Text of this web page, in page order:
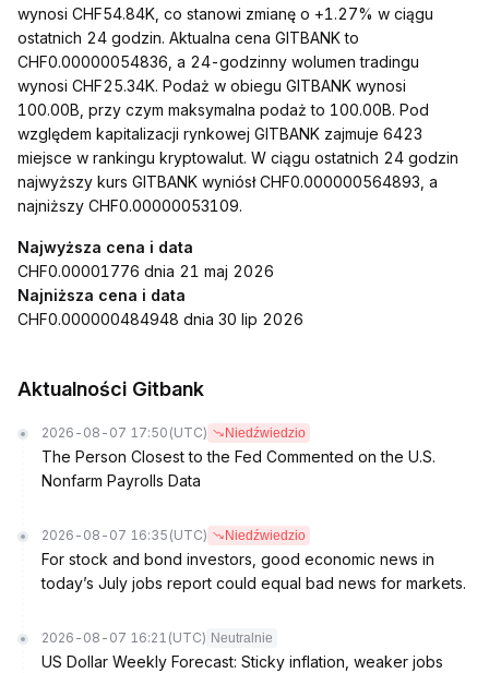
wynosi CHF54.84K, co stanowi zmianę o +1.27% w ciągu
ostatnich 24 godzin. Aktualna cena GITBANK to
CHF0.00000054836, a 24-godzinny wolumen tradingu
wynosi CHF25.34K. Podaż w obiegu GITBANK wynosi
100.00B, przy czym maksymalna podaż to 100.00B. Pod
względem kapitalizacji rynkowej GITBANK zajmuje 6423
miejsce w rankingu kryptowalut. W ciągu ostatnich 24 godzin
najwyższy kurs GITBANK wyniósł CHF0.000000564893, a
najniższy CHF0.00000053109.
Najwyższa cena i data
CHF0.00001776 dnia 21 maj 2026
Najniższa cena i data
CHF0.000000484948 dnia 30 lip 2026
Aktualności Gitbank
2026-08-07 17:50 (UTC) Niedźwiedzio
The Person Closest to the Fed Commented on the U.S.
Nonfarm Payrolls Data
2026-08-07 16:35 (UTC) Niedźwiedzio
For stock and bond investors, good economic news in
today’s July jobs report could equal bad news for markets.
2026-08-07 16:21 (UTC) Neutralnie
US Dollar Weekly Forecast: Sticky inflation, weaker jobs